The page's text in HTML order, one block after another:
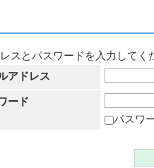
スとパスワードを入力してく
アドレス
ード
パスワ